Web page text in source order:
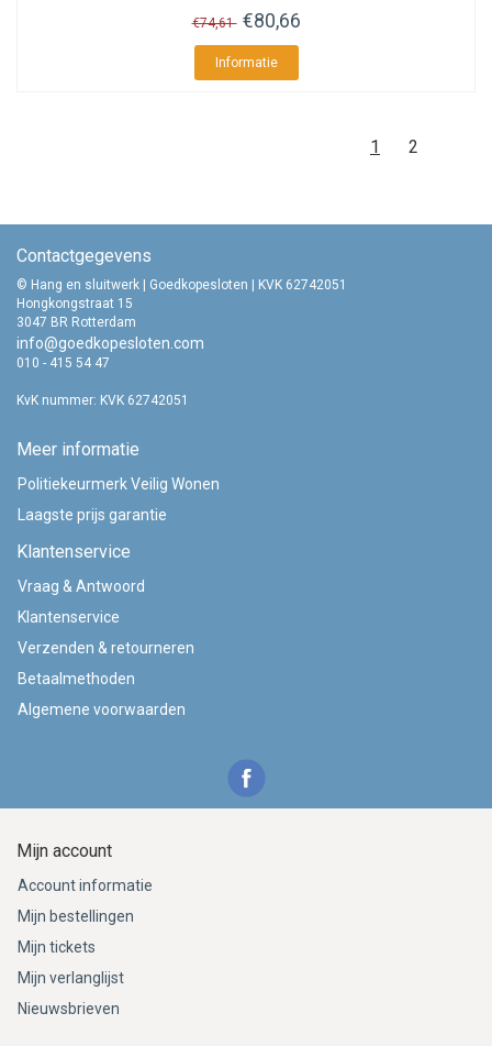
€74,61 €80,66
Informatie
1 2
Contactgegevens
© Hang en sluitwerk | Goedkopesloten | KVK 62742051
Hongkongstraat 15
3047 BR Rotterdam
info@goedkopesloten.com
010 - 415 54 47
KvK nummer: KVK 62742051
Meer informatie
Politiekeurmerk Veilig Wonen
Laagste prijs garantie
Klantenservice
Vraag & Antwoord
Klantenservice
Verzenden & retourneren
Betaalmethoden
Algemene voorwaarden
Mijn account
Account informatie
Mijn bestellingen
Mijn tickets
Mijn verlanglijst
Nieuwsbrieven